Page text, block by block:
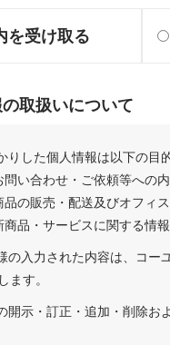
を受け取る
取扱いについて
りした個人情報は以下の目
問い合わせ・ご依頼等への
品の販売・配送及びオフィ
商品・サービスに関する情
の入力された内容は、 コー
ます。
開示・訂正・追加・削除お